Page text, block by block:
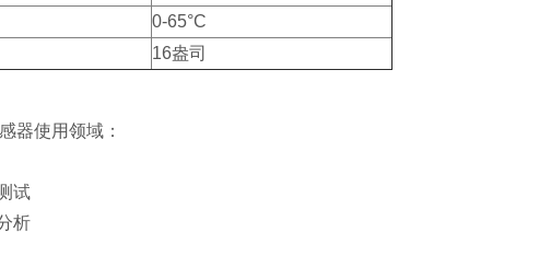
0-65°C
16盎司
器使用领域：
试
析